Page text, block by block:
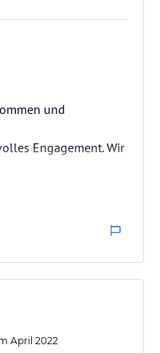
und
Engagement. Wir
April 2022